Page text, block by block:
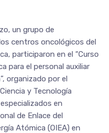
un grupo de
centros oncológicos del
participaron en el “Curso
para el personal auxiliar
organizado por el
y Tecnología
en
de Enlace del
Atómica (OIEA) en